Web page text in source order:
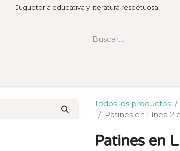
Juguetería educativa y literatura respetuosa
Todos los productos
Patines en Línea 2
Patines en